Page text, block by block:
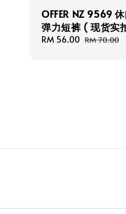
OFFER NZ 9569
弹力短裤 ( 现货实
Sale
RM 56.00 Regular
RM 70.00